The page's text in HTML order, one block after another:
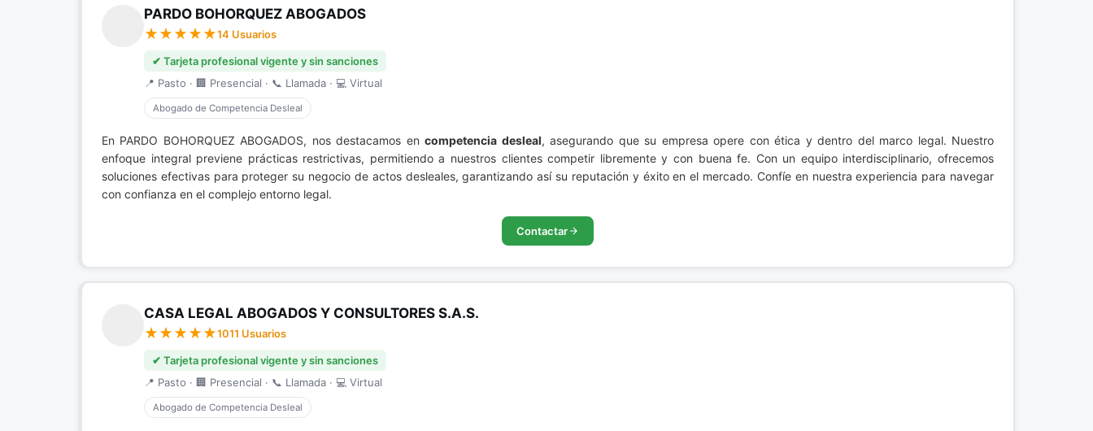
PARDO BOHORQUEZ ABOGADOS
14 Usuarios
✔ Tarjeta profesional vigente y sin sanciones
📍 Pasto · 🏢 Presencial · 📞 Llamada · 💻 Virtual
Abogado de Competencia Desleal
En PARDO BOHORQUEZ ABOGADOS, nos destacamos encompetencia desleal, asegurando que su empresa opere con ética y dentro del marco legal. Nuestro
enfoque integral previene prácticas restrictivas, permitiendo a nuestros clientes competir libremente y con buena fe. Con un equipo interdisciplinario, ofrecemos
soluciones efectivas para proteger su negocio de actos desleales, garantizando así su reputación y éxito en el mercado. Confíe en nuestra experiencia para navegar
con confianza en el complejo entorno legal.
Contactar
CASA LEGAL ABOGADOS Y CONSULTORES S.A.S.
1011 Usuarios
✔ Tarjeta profesional vigente y sin sanciones
📍 Pasto · 🏢 Presencial · 📞 Llamada · 💻 Virtual
Abogado de Competencia Desleal